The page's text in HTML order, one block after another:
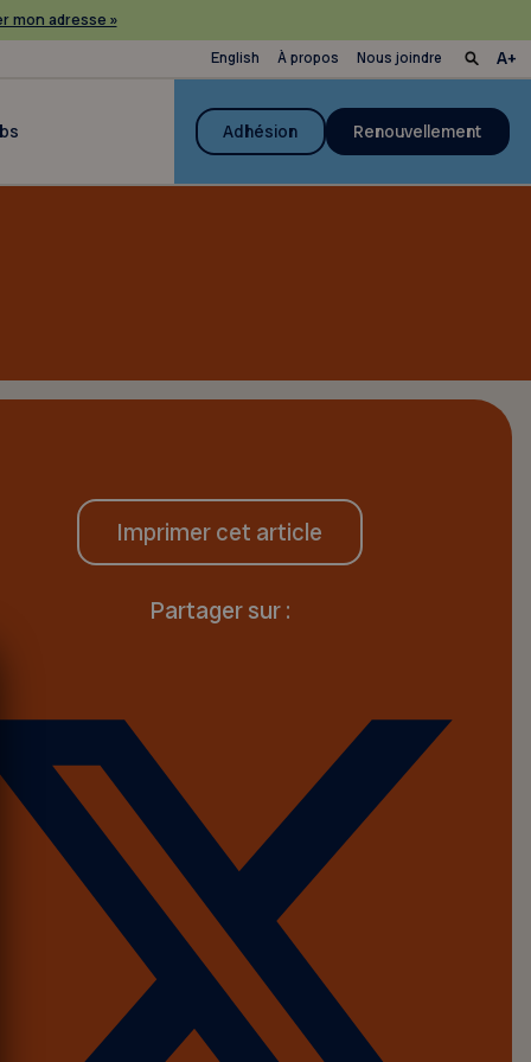
mon adresse »
English À propos Nous joindre
Adhésion Renouvellement
Imprimer cet article
Partager sur :